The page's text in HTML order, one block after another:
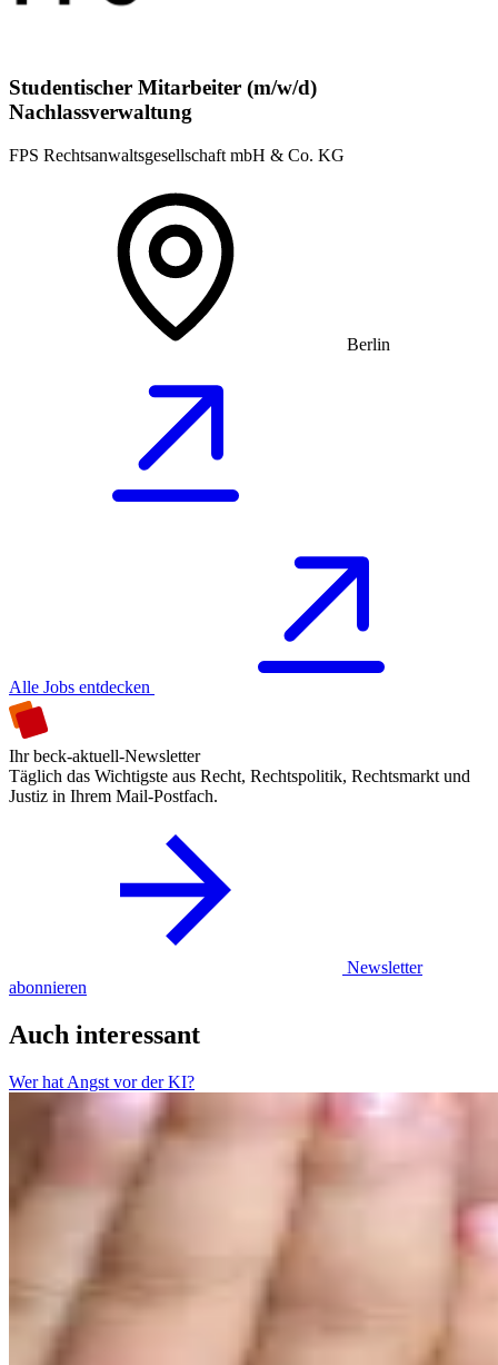
Studentischer Mitarbeiter (m/w/d)
Nachlassverwaltung
FPS Rechtsanwaltsgesellschaft mbH & Co. KG
Berlin
Alle Jobs entdecken
Ihr beck-aktuell-Newsletter
Täglich das Wichtigste aus Recht, Rechtspolitik, Rechtsmarkt und
Justiz in Ihrem Mail-Postfach.
Newsletter
abonnieren
Auch interessant
Wer hat Angst vor der KI?